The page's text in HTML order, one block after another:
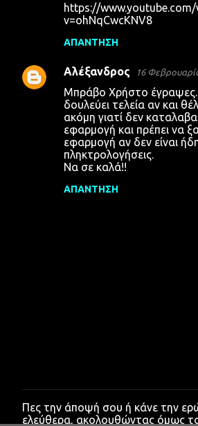
https://www.youtube.com/
v=ohNqCwcKNV8
ΑΠΆΝΤΗΣΗ
Αλέξανδρος 16
Μπράβο Χρήστο έγραψες.
δουλεύει τελεία αν και
ακόμη γιατί δεν
εφαρμογή και πρέπει να
εφαρμογή αν δεν είναι
πληκτρολογήσεις.
Να σε καλά!!
ΑΠΆΝΤΗΣΗ
Δ
η
Πες την άποψή σου ή κάνε την
ελεύθερα, ακολουθώντας όμως